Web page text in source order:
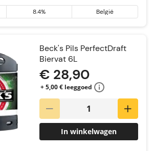
8.4% België
Beck's Pils PerfectDraft
Biervat 6L
€ 28,90
+ 5,00 € leeggoed
In winkelwagen